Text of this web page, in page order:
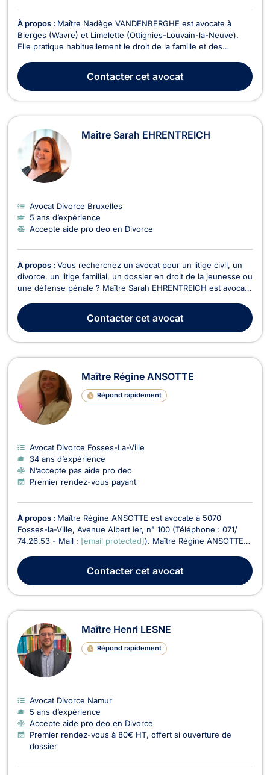
À propos : Maître Nadège VANDENBERGHE est avocate à
Bierges (Wavre) et Limelette (Ottignies-Louvain-la-Neuve).
Elle pratique habituellement le droit de la famille et des
commercial. Maître Nadège VANDENBERGHE est compétente
en droit du divorce (amiable ou contentieux) d...
Contactercet avocat
Maître Sarah EHRENTREICH
Avocat Divorce Bruxelles
5 ans d’expérience
Accepte aide pro deo en Divorce
À propos : Vous recherchez un avocat pour un litige civil, un
divorce, un litige familial, un dossier en droit de la jeunesse ou
une défense pénale ? Maître Sarah EHRENTREICH est avocate
assiste également devant les juridictions d'autres
arrondissements judiciaires. Elle se dist...
Contactercet avocat
Maître Régine ANSOTTE
Répond rapidement
Avocat Divorce Fosses-La-Ville
34 ans d’expérience
N’accepte pas aide pro deo
Premier rendez-vous payant
À propos : Maître Régine ANSOTTE est avocate à 5070
Fosses-la-Ville, Avenue Albert Ier, n° 100 (Téléphone : 071/
74.26.53 - Mail : [email protected]). Maître Régine ANSOTTE
Successions, Droit du bail, Droit du roulage, Droit civil,
Récupération de créances. Maître Régine A...
Contactercet avocat
Maître Henri LESNE
Répond rapidement
Avocat Divorce Namur
5 ans d’expérience
Accepte aide pro deo en Divorce
Premier rendez-vous à 80€ HT, offert si ouverture de
dossier